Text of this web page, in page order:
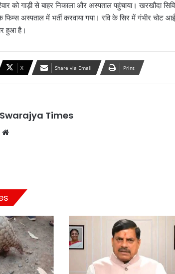
को गाड़ी से बाहर निकाला और अस्पताल पहुंचाया। खरखौदा
फिम्स अस्पताल में भर्ती करवाया गया। रवि के सिर में गंभीर
हुआ है।
X Share via Email Print
Swarajya Times